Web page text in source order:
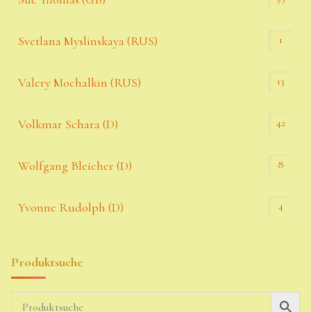
Svetlana Myslinskaya (RUS) 1
Valery Mochalkin (RUS) 13
Volkmar Schara (D) 42
Wolfgang Bleicher (D) 8
Yvonne Rudolph (D) 4
Produktsuche